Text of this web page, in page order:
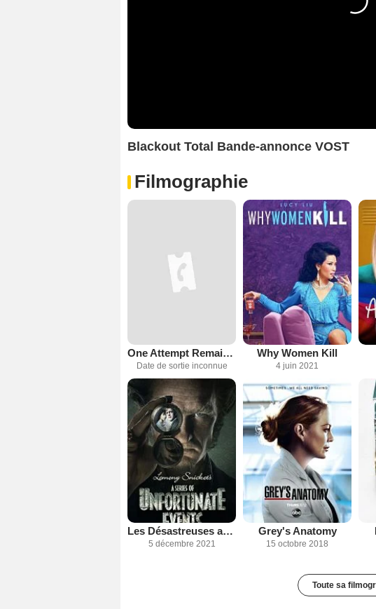
Blackout Total Bande-annonce VOST
Filmographie
One Attempt Remaining
Date de sortie inconnue
Why Women Kill
4 juin 2021
Les Désastreuses aventures des orphelins Baudelaire
5 décembre 2021
Grey's Anatomy
15 octobre 2018
Toute sa